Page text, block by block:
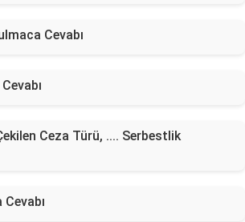
Cevabı
Ceza Türü, .... Serbestlik